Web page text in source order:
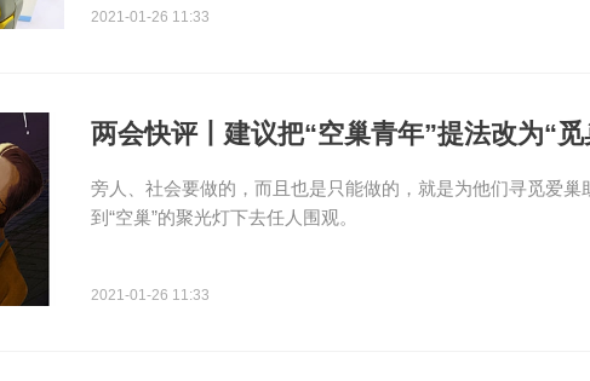
2021-01-26 11:33
两会快评丨建议把“空巢青年”提法改为“觅
旁人、社会要做的，而且也是只能做的，就是为他们寻觅爱巢
到“空巢”的聚光灯下去任人围观。
2021-01-26 11:33